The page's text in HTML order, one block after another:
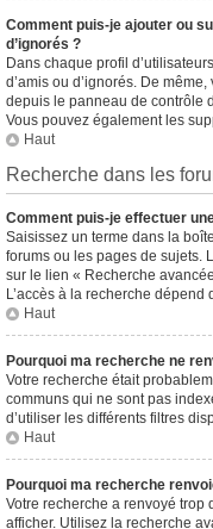
Comment puis-je ajouter ou
d’ignorés ?
Dans chaque profil
d’amis ou d’ignorés. De
depuis le panneau de contrôle
Vous pouvez également les
Haut
Recherche dans les
Comment puis-je effectuer
Saisissez un terme dans la
forums ou les pages de sujets.
sur le lien « Recherche
L’accès à la recherche dépend
Haut
Pourquoi ma recherche ne
Votre recherche était
communs qui ne sont pas
d’utiliser les différents filtres
Haut
Pourquoi ma recherche
Votre recherche a renvoyé trop
afficher. Utilisez la recherche